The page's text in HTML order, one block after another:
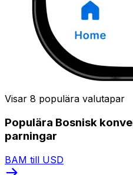
Visar 8 populära valutapar
Populära Bosnisk
parningar
BAM till USD